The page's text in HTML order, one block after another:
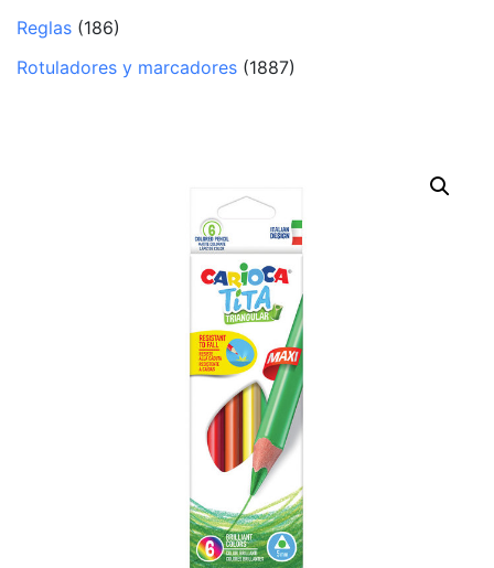
Reglas (186)
Rotuladores y marcadores (1887)